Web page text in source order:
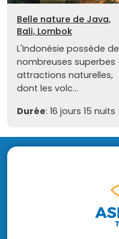
Belle nature de Java,
Bali, Lombok
L'Indonésie possède de
nombreuses superbes
attractions naturelles,
dont les volc...
Durée: 16 jours 15 nuits